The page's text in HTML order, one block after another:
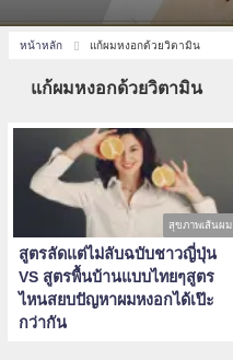
หน้าหลัก แก้ผมหงอกด้วยวิตามิน
แก้ผมหงอกด้วยวิตามิน
สุขภาพเส้นผม
สูตรลัดแต่ไม่ลับฉบับชาวญี่ปุ่น
VS สูตรพื้นบ้านแบบไทยๆสูตร
ไหนสยบปัญหาผมหงอกได้เป๊ะ
กว่ากัน